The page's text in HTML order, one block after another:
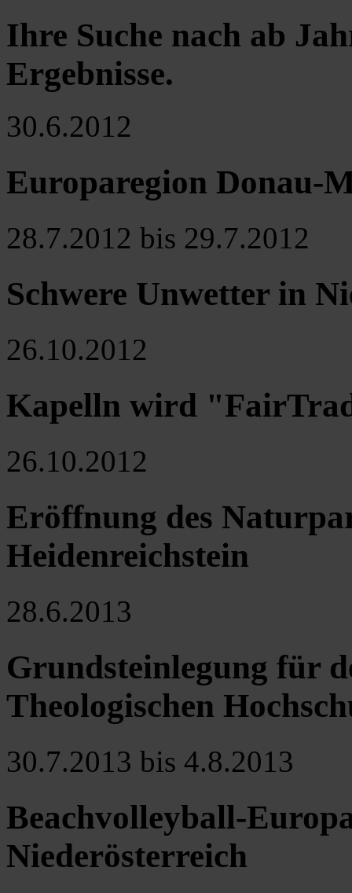
Ihre Suche nach ab
Ergebnisse.
30.6.2012
Europaregion Donau-
28.7.2012 bis 29.7.2012
Schwere Unwetter in
26.10.2012
Kapelln wird
26.10.2012
Eröffnung des
Heidenreichstein
28.6.2013
Grundsteinlegung für
Theologischen
30.7.2013 bis 4.8.2013
Beachvolleyball-
Niederösterreich